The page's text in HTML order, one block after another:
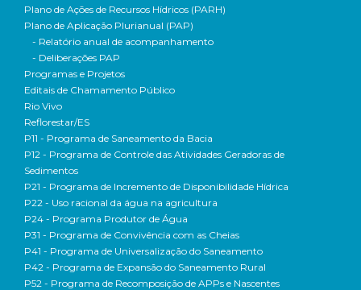
Plano de Ações de Recursos Hídricos (PARH)
Plano de Aplicação Plurianual (PAP)
- Relatório anual de acompanhamento
- Deliberações PAP
Programas e Projetos
Editais de Chamamento Público
Rio Vivo
Reflorestar/ES
P11 - Programa de Saneamento da Bacia
P12 - Programa de Controle das Atividades Geradoras de
Sedimentos
P21 - Programa de Incremento de Disponibilidade Hídrica
P22 - Uso racional da água na agricultura
P24 - Programa Produtor de Água
P31 - Programa de Convivência com as Cheias
P41 - Programa de Universalização do Saneamento
P42 - Programa de Expansão do Saneamento Rural
P52 - Programa de Recomposição de APPs e Nascentes